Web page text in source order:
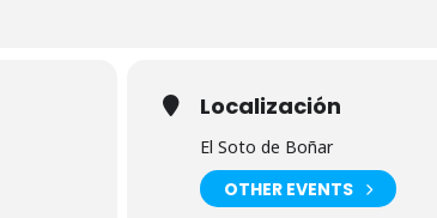
Localización
El Soto de Boñar
OTHER EVENTS